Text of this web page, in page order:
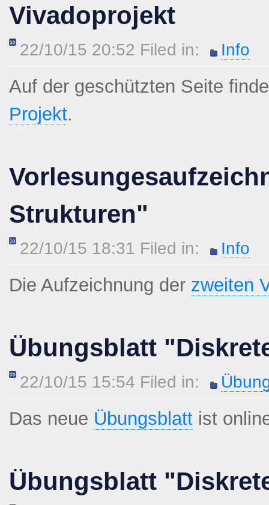
Vivadoprojekt
22/10/15 20:52 Filed in: Info
Auf der geschützten Seite
Projekt.
Strukturen"
22/10/15 18:31 Filed in: Info
Die Aufzeichnung der zweiten
Übungsblatt
22/10/15 15:54 Filed in:
Das neue Übungsblatt ist
Übungsblatt